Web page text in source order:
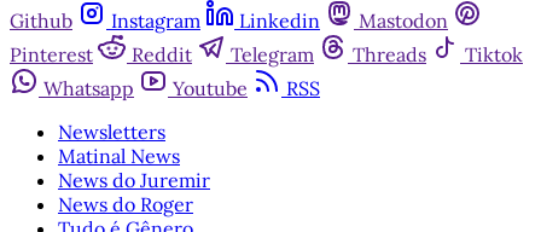
Github
Instagram Linkedin
Mastodon
Pinterest
Reddit Telegram Threads
Tiktok
Whatsapp
Youtube
RSS
Newsletters
Matinal News
News do Juremir
News do Roger